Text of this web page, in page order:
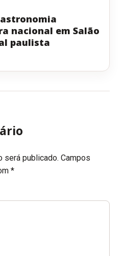
nacional em Salão
paulista
será publicado. Campos
*